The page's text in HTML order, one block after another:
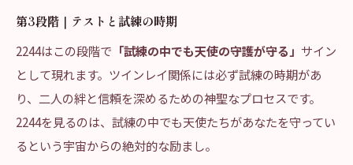
第3段階｜テストと試練の時期
2244はこの段階で 「試練の中でも天使の守護が守る」 サイン
として現れます。ツインレイ関係には必ず試練の時期があ
り、二人の絆と信頼を深めるための神聖なプロセスです。
2244を見るのは、試練の中でも天使たちがあなたを守ってい
るという宇宙からの絶対的な励まし。